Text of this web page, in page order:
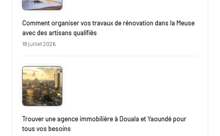
Comment organiser vos travaux de rénovation dans la Meuse
avec des artisans qualifiés
19 juillet 2026
Trouver une agence immobilière à Douala et Yaoundé pour
tous vos besoins